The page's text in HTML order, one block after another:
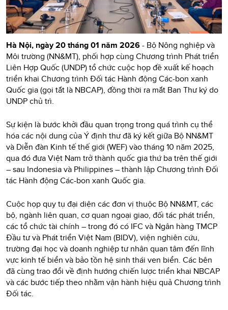
Hà Nội, ngày 20 tháng 01 năm 2026- Bộ Nông nghiệp và
Môi trường (NN&MT), phối hợp cùng Chương trình Phát triển
Liên Hợp Quốc (UNDP) tổ chức cuộc họp đề xuất kế hoạch
triển khai Chương trình Đối tác Hành động Các-bon xanh
Quốc gia (gọi tắt là NBCAP), đồng thời ra mắt Ban Thư ký do
UNDP chủ trì.
Sự kiện là bước khởi đầu quan trọng trong quá trình cụ thể
hóa các nội dung của Ý định thư đã ký kết giữa Bộ NN&MT
và Diễn đàn Kinh tế thế giới (WEF) vào tháng 10 năm 2025,
qua đó đưa Việt Nam trở thành quốc gia thứ ba trên thế giới
– sau Indonesia và Philippines – thành lập Chương trình Đối
tác Hành động Các-bon xanh Quốc gia.
Cuộc họp quy tụ đại diện các đơn vị thuộc Bộ NN&MT, các
bộ, ngành liên quan, cơ quan ngoại giao, đối tác phát triển,
các tổ chức tài chính – trong đó có IFC và Ngân hàng TMCP
Đầu tư và Phát triển Việt Nam (BIDV), viện nghiên cứu,
trường đại học và doanh nghiệp tư nhân quan tâm đến lĩnh
vực kinh tế biển và bảo tồn hệ sinh thái ven biển. Các bên
đã cùng trao đổi về định hướng chiến lược triển khai NBCAP
và các bước tiếp theo nhằm vận hành hiệu quả Chương trình
Đối tác.